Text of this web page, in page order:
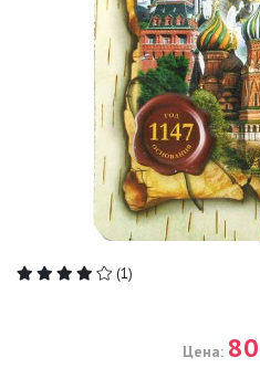
(1)
Цена: